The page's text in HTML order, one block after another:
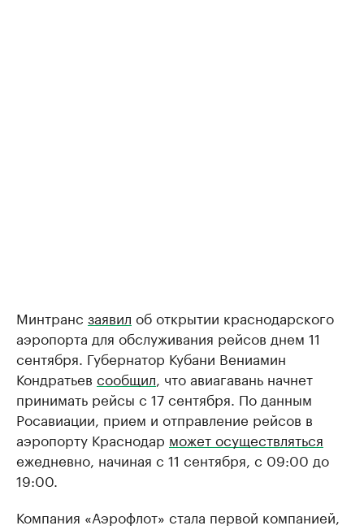
Минтранс заявил об открытии краснодарского
аэропорта для обслуживания рейсов днем 11
сентября. Губернатор Кубани Вениамин
Кондратьев сообщил , что авиагавань начнет
принимать рейсы с 17 сентября. По данным
Росавиации, прием и отправление рейсов в
аэропорту Краснодар может осуществляться
ежедневно, начиная с 11 сентября, с 09:00 до
19:00.
Компания «Аэрофлот» стала первой компанией,